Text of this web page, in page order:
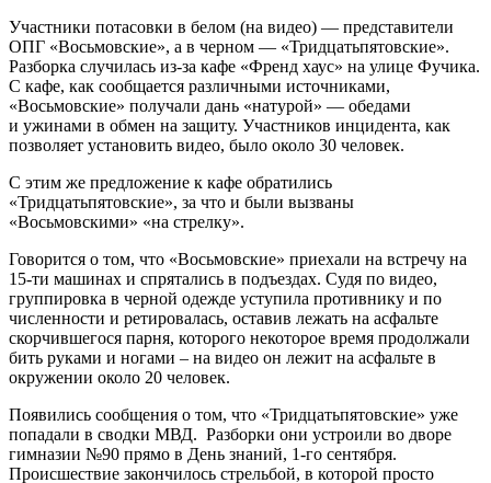
Участники потасовки в белом (на видео) — представители
ОПГ «Восьмовские», а в черном — «Тридцатьпятовские».
Разборка случилась из-за кафе «Френд хаус» на улице Фучика.
С кафе, как сообщается различными источниками,
«Восьмовские» получали дань «натурой» — обедами
и ужинами в обмен на защиту. Участников инцидента, как
позволяет установить видео, было около 30 человек.
С этим же предложение к кафе обратились
«Тридцатьпятовские», за что и были вызваны
«Восьмовскими» «на стрелку».
Говорится о том, что «Восьмовские» приехали на встречу на
15-ти машинах и спрятались в подъездах. Судя по видео,
группировка в черной одежде уступила противнику и по
численности и ретировалась, оставив лежать на асфальте
скорчившегося парня, которого некоторое время продолжали
бить руками и ногами – на видео он лежит на асфальте в
окружении около 20 человек.
Появились сообщения о том, что «Тридцатьпятовские» уже
попадали в сводки МВД. Разборки они устроили во дворе
гимназии №90 прямо в День знаний, 1-го сентября.
Происшествие закончилось стрельбой, в которой просто